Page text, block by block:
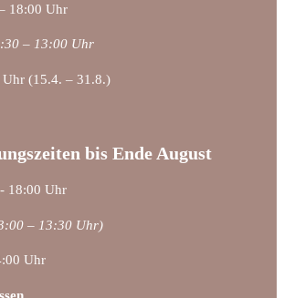
18:00 Uhr
– 13:00 Uhr
(15.4. – 31.8.)
bis Ende August
18:00 Uhr
– 13:30 Uhr)
Uhr